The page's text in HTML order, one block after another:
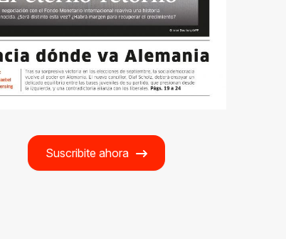
Suscribite ahora